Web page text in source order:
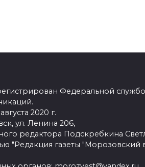
Федеральной
2020 г.
ул. Ленина 206,
редактора Подскребкина
"Редакция газеты "Морозовский